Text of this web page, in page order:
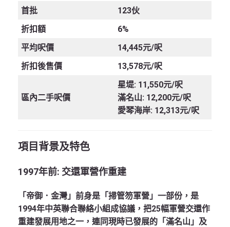
首批
123伙
折扣額
6%
平均呎價
14,445元/呎
折扣後售價
13,578元/呎
區內二手呎價
星堤: 11,550元/呎
滿名山: 12,200元/呎
愛琴海岸: 12,313元/呎
項目背景及特色
1997年前: 交還軍營作重建
「帝御．金灣」前身是「掃管笏軍營」一部份，是
1994年中英聯合聯絡小組成協議，把25幅軍營交還作
重建發展用地之一，連同現時已發展的「滿名山」及